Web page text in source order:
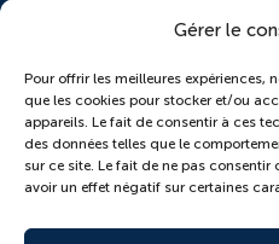
Gérer le
Pour offrir les meilleures expériences,
que les cookies pour stocker et/ou
appareils. Le fait de consentir à ces
des données telles que le
sur ce site. Le fait de ne pas
avoir un effet négatif sur certaines
L'ensemble
École Sainte-Anne